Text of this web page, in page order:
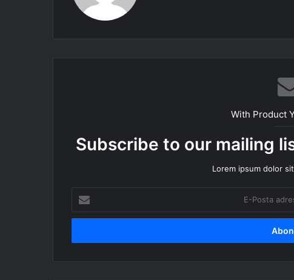
With Product
Subscribe to our mailing
Lorem ipsum dolor
Posta
adresinizi